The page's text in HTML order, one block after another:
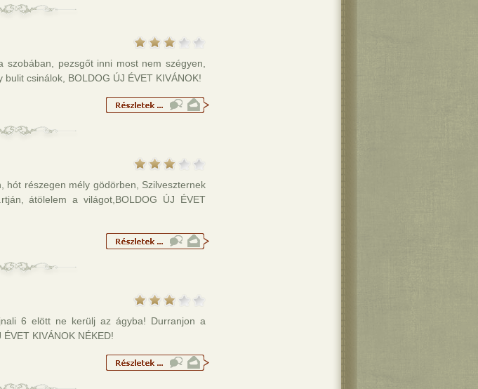
pezsgőt inni most nem szégyen,
csinálok, BOLDOG ÚJ ÉVET KIVÁNOK!
hót részegen mély gödörben, Szilveszternek
átölelem a világot,BOLDOG ÚJ ÉVET
6 elött ne kerülj az ágyba! Durranjon a
KIVÁNOK NÉKED!